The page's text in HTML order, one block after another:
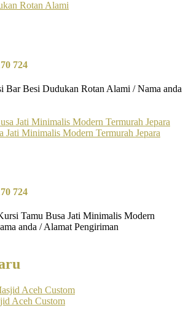
Rotan Alami
724
Bar Besi Dudukan Rotan Alami / Nama anda
Jati Minimalis Modern Termurah Jepara
724
Tamu Busa Jati Minimalis Modern
anda / Alamat Pengiriman
Aceh Custom